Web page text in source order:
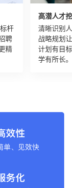
杆
聘
精
高潜人才
清晰识别
战略规划
计划有目
学有所长。